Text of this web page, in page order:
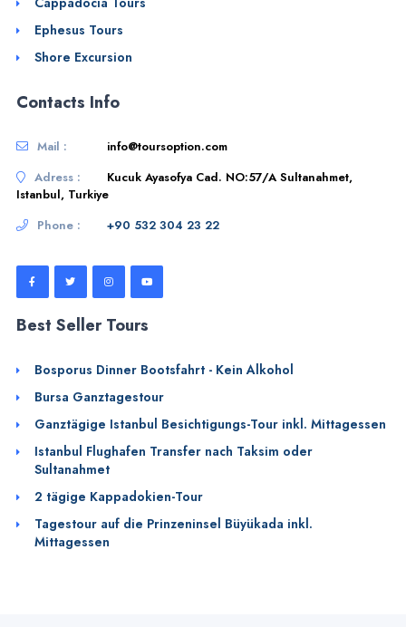
Ephesus Tours
Shore Excursion
Contacts Info
Mail :
info@toursoption.com
Adress :
Kucuk Ayasofya Cad. NO:57/A Sultanahmet,
Istanbul, Turkiye
Phone :
+90 532 304 23 22
Best Seller Tours
Bosporus Dinner Bootsfahrt - Kein Alkohol
Bursa Ganztagestour
Ganztägige Istanbul Besichtigungs-Tour inkl. Mittagessen
Istanbul Flughafen Transfer nach Taksim oder
Sultanahmet
2 tägige Kappadokien-Tour
Tagestour auf die Prinzeninsel Büyükada inkl.
Mittagessen